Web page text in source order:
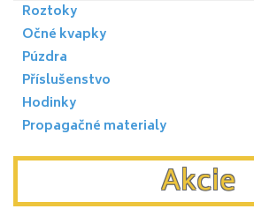
Roztoky
Očné kvapky
Púzdra
Příslušenstvo
Hodinky
Propagačné materialy
Akcie